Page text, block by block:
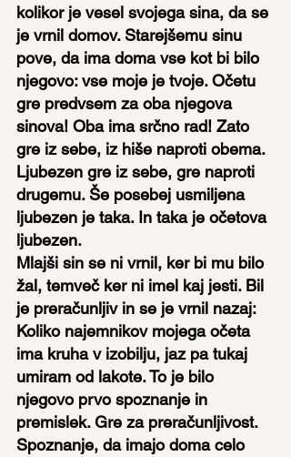
kolikor je vesel svojega sina, da se
je vrnil domov. Starejšemu sinu
pove, da ima doma vse kot bi bilo
njegovo: vse moje je tvoje. Očetu
gre predvsem za oba njegova
sinova! Oba ima srčno rad! Zato
gre iz sebe, iz hiše naproti obema.
Ljubezen gre iz sebe, gre naproti
drugemu. Še posebej usmiljena
ljubezen je taka. In taka je očetova
ljubezen.
Mlajši sin se ni vrnil, ker bi mu bilo
žal, temveč ker ni imel kaj jesti. Bil
je preračunljiv in se je vrnil nazaj:
Koliko najemnikov mojega očeta
ima kruha v izobilju, jaz pa tukaj
umiram od lakote. To je bilo
njegovo prvo spoznanje in
premislek. Gre za preračunljivost.
Spoznanje, da imajo doma celo